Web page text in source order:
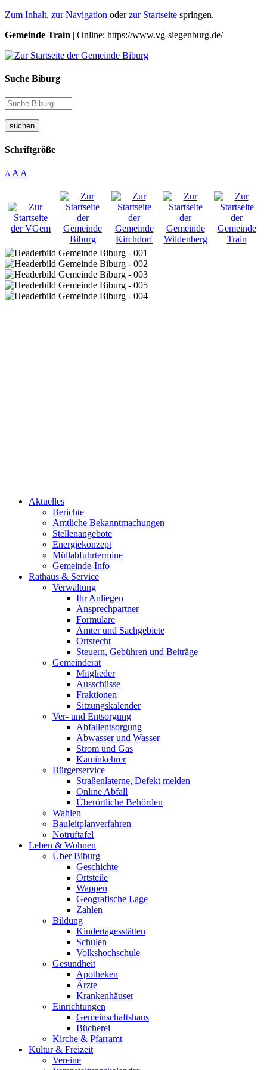
Zum Inhalt, zur Navigation oderzur Startseite springen.
Gemeinde Train | Online: https://www.vg-siegenburg.de/
Suche Biburg
suchen
Schriftgröße
A A A
Aktuelles
Berichte
Amtliche Bekanntmachungen
Stellenangebote
Energiekonzept
Müllabfuhrtermine
Gemeinde-Info
Rathaus & Service
Verwaltung
Ihr Anliegen
Ansprechpartner
Formulare
Ämter und Sachgebiete
Ortsrecht
Steuern, Gebühren und Beiträge
Gemeinderat
Mitglieder
Ausschüsse
Fraktionen
Sitzungskalender
Ver- und Entsorgung
Abfallentsorgung
Abwasser und Wasser
Strom und Gas
Kaminkehrer
Bürgerservice
Straßenlaterne, Defekt melden
Online Abfall
Überörtliche Behörden
Wahlen
Bauleitplanverfahren
Notruftafel
Leben & Wohnen
Über Biburg
Geschichte
Ortsteile
Wappen
Geografische Lage
Zahlen
Bildung
Kindertagesstätten
Schulen
Volkshochschule
Gesundheit
Apotheken
Ärzte
Krankenhäuser
Einrichtungen
Gemeinschaftshaus
Bücherei
Kirche & Pfarramt
Kultur & Freizeit
Vereine